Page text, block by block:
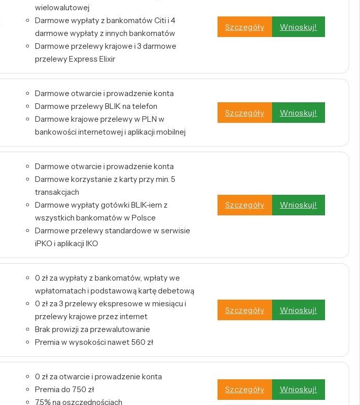
wielowalutowej
Darmowe wypłaty z bankomatów Citi i 4
darmowe wypłaty z innych bankomatów
Darmowe przelewy krajowe i 3 darmowe
przelewy Express Elixir
Szczegóły Wnioskuj!
Darmowe otwarcie i prowadzenie konta
Darmowe przelewy BLIK na telefon
Darmowe krajowe przelewy w PLN w
bankowości internetowej i aplikacji mobilnej
Szczegóły Wnioskuj!
Darmowe otwarcie i prowadzenie konta
Darmowe korzystanie z karty przy min. 5
transakcjach
Darmowe wypłaty gotówki BLIK-iem z
wszystkich bankomatów w Polsce
Darmowe przelewy standardowe w serwisie
iPKO i aplikacji IKO
Szczegóły Wnioskuj!
0 zł za wypłaty z bankomatów, wpłaty we
wpłatomatach i podstawową kartę debetową
0 zł za 3 przelewy ekspresowe w miesiącu i
przelewy krajowe przez internet
Brak prowizji za przewalutowanie
Premia w wysokości nawet 560 zł
Szczegóły Wnioskuj!
0 zł za otwarcie i prowadzenie konta
Premia do 750 zł
7,5% na oszczędnościach
Szczegóły Wnioskuj!